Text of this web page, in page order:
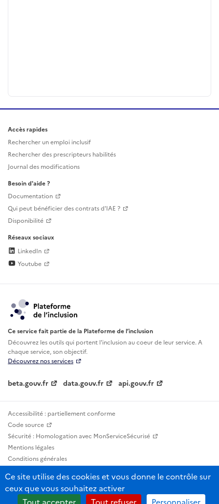
Accès rapides
Rechercher un emploi inclusif
Rechercher des prescripteurs habilités
Journal des modifications
Besoin d'aide ?
Documentation
Qui peut bénéficier des contrats d'IAE ?
Disponibilité
Réseaux sociaux
LinkedIn
Youtube
Ce service fait partie de la Plateforme de l’inclusion
Découvrez les outils qui portent l'inclusion aucoeur de leur service. A
chaque service, son objectif.
Découvrez nos services
beta.gouv.fr data.gouv.fr api.gouv.fr
Accessibilité : partiellement conforme
Code source
Sécurité : Homologation avec MonServiceSécurisé
Mentions légales
Conditions générales
Statistiques, lexiques et indicateurs
Sauf mention contraire, tous les contenus de ce site sont sous licence
etalab-2.0
Ce site utilise des cookies et vous donne le contrôle sur
ceux que vous souhaitez activer